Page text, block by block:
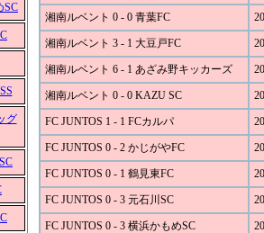
SC
グ
湘南ルベント 0 - 0 青葉FC
湘南ルベント 3 - 1 大豆戸FC
湘南ルベント 6 - 1 あざみ野キッカーズ
湘南ルベント 0 - 0 KAZU SC
FC JUNTOS 1 - 1 FCカルパ
FC JUNTOS 0 - 2 かじがやFC
FC JUNTOS 0 - 1 鶴見東FC
FC JUNTOS 0 - 3 元石川SC
FC JUNTOS 0 - 3 横浜かもめSC